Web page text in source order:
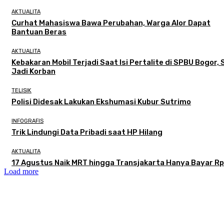
AKTUALITA
Curhat Mahasiswa Bawa Perubahan, Warga Alor Dapat
Bantuan Beras
AKTUALITA
Kebakaran Mobil Terjadi Saat Isi Pertalite di SPBU Bogor,
Jadi Korban
TELISIK
Polisi Didesak Lakukan Ekshumasi Kubur Sutrimo
INFOGRAFIS
Trik Lindungi Data Pribadi saat HP Hilang
AKTUALITA
17 Agustus Naik MRT hingga Transjakarta Hanya Bayar
Load more